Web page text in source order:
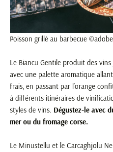
Poisson grillé au barbecue
Le Biancu Gentile produit des
avec une palette aromatique
frais, en passant par l’orange
à différents itinéraires de
styles de vins. Dégustez-le avec
mer ou du fromage corse.
Le Minustellu et le Carcaghjolu